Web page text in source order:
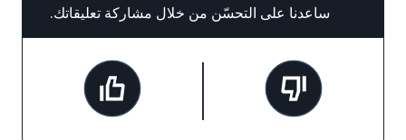
ساعدنا على التحسّن من خلال مشاركة تعليقاتك.